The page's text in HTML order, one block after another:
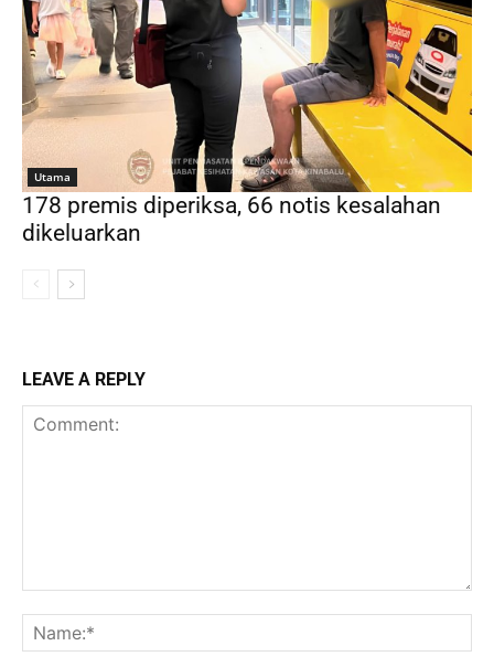
Utama
178 premis diperiksa, 66 notis kesalahan
dikeluarkan
LEAVE A REPLY